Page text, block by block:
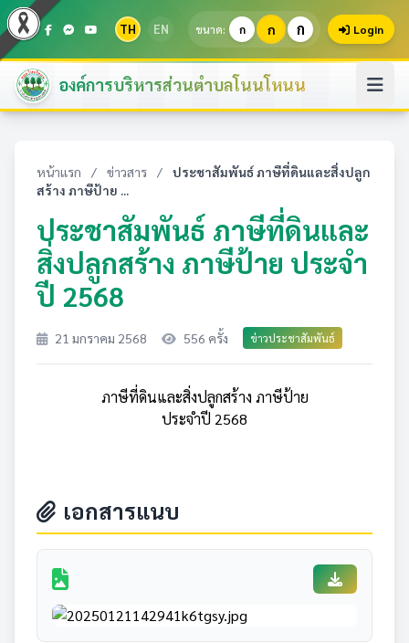
TH EN ขนาด: ก ก ก Login
องค์การบริหารส่วนตำบลโนนโหนน
หน้าแรก / ข่าวสาร /
ประชาสัมพันธ์ ภาษีที่ดินและสิ่งปลูก
สร้าง ภาษีป้าย ...
ประชาสัมพันธ์ ภาษีที่ดินและ
สิ่งปลูกสร้าง ภาษีป้าย ประจำ
ปี 2568
21 มกราคม 2568 556 ครั้ง ข่าวประชาสัมพันธ์
ภาษีที่ดินและสิ่งปลูกสร้าง ภาษีป้าย
ประจำปี 2568
เอกสารแนบ